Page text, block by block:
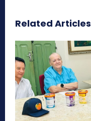
Related Articles